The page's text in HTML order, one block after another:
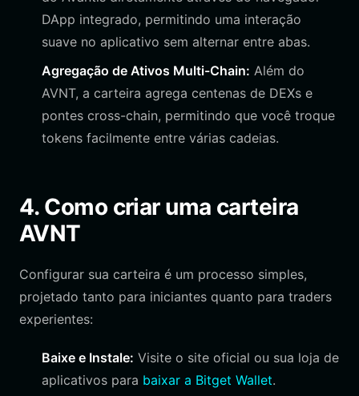
DApp integrado, permitindo uma interação
suave no aplicativo sem alternar entre abas.
Agregação de Ativos Multi-Chain: Além do
AVNT, a carteira agrega centenas de DEXs e
pontes cross-chain, permitindo que você troque
tokens facilmente entre várias cadeias.
4. Como criar uma carteira
AVNT
Configurar sua carteira é um processo simples,
projetado tanto para iniciantes quanto para traders
experientes:
Baixe e Instale: Visite o site oficial ou sua loja de
aplicativos para baixar a Bitget Wallet.